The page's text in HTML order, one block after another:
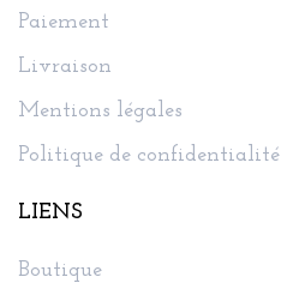
Paiement
Livraison
Mentions légales
Politique de confidentialité
LIENS
Boutique